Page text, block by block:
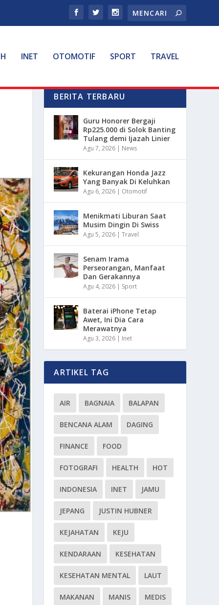
INET OTOMOTIF SPORT TRAVEL
BERITA TERBARU
Guru Honorer Bergaji
Rp225.000 di Solok Banting
Tulang demi Ijazah Linier
Agu 7, 2026 | News
Kekurangan Honda Jazz
Yang Banyak Di Keluhkan
Agu 6, 2026 | Otomotif
Menikmati Liburan Saat
Musim Dingin Di Swiss
Agu 5, 2026 |Travel
Senam Irama
Perseorangan, Manfaat
Dan Gerakannya
Agu 4, 2026 | Sport
Baterai iPhone Tetap
Awet, Ini Dia Cara
Merawatnya
Agu 3, 2026 | Inet
ARTIKEL TAG
AIR BAGNAIA BALAPAN
BENCANA ALAM DAGING
FINANCE FOOD
FOTOGRAFI HEALTH HOT
INDONESIA INET JAMU
JEPANG JUSTIN HUBNER
KEJAHATAN KEJU
KENDARAAN KESEHATAN
KESEHATAN MENTAL LAUT
MAKANAN MANIS MEDIS